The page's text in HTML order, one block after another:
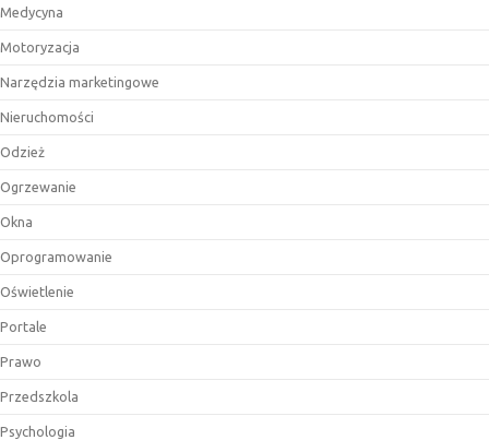
Medycyna
Motoryzacja
Narzędzia marketingowe
Nieruchomości
Odzież
Ogrzewanie
Okna
Oprogramowanie
Oświetlenie
Portale
Prawo
Przedszkola
Psychologia